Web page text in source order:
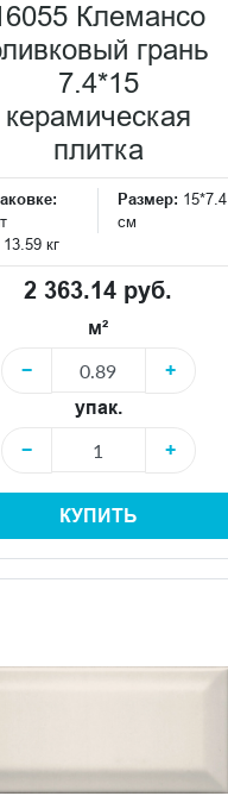
Клемансо
грань
7.4*15
керамическая
плитка
Размер: 15*7.4
см
13.59 кг
2 363.14 руб.
м²
−
+
упак.
−
+
КУПИТЬ